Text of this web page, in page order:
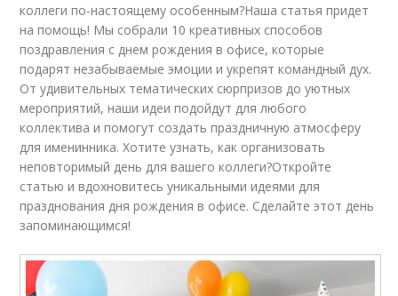
коллеги по-настоящему особенным?Наша статья придет
на помощь! Мы собрали 10 креативных способов
поздравления с днем рождения в офисе, которые
подарят незабываемые эмоции и укрепят командный дух.
От удивительных тематических сюрпризов до уютных
мероприятий, наши идеи подойдут для любого
коллектива и помогут создать праздничную атмосферу
для именинника. Хотите узнать, как организовать
неповторимый день для вашего коллеги?Откройте
статью и вдохновитесь уникальными идеями для
празднования дня рождения в офисе. Сделайте этот день
запоминающимся!